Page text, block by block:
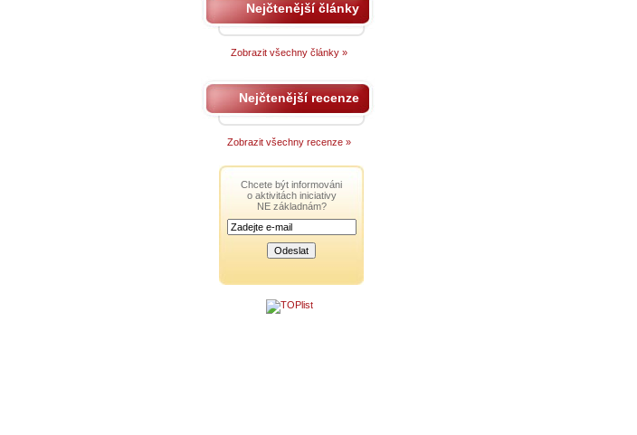
Nejčtenější články
Zobrazit všechny články »
Nejčtenější recenze
Zobrazit všechny recenze »
Chcete být informováni
o aktivitách iniciativy
NE základnám?